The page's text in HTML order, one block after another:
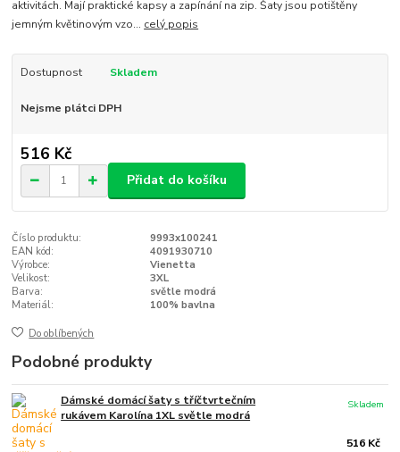
aktivitách. Mají praktické kapsy a zapínání na zip. Šaty jsou potištěny
jemným květinovým vzo... celý popis
Dostupnost Skladem
Nejsme plátci DPH
516 Kč
Přidat do košíku
Číslo produktu:
9993x100241
EAN kód:
4091930710
Výrobce:
Vienetta
Velikost:
3XL
Barva:
světle modrá
Materiál:
100% bavlna
Do oblíbených
Podobné produkty
Dámské domácí šaty s tříčtvrtečním
rukávem Karolína 1XL světle modrá
516 Kč
Skladem